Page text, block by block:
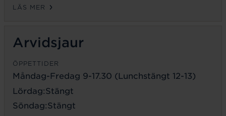
LÄS MER
Arvidsjaur
ÖPPETTIDER
Måndag-Fredag 9-17.30 (Lunchstängt 12-13)
Lördag:Stängt
Söndag:Stängt